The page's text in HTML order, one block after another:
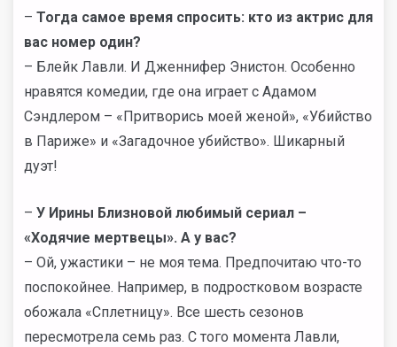
– Тогда самое время спросить: кто из актрис для
вас номер один?
– Блейк Лавли. И Дженнифер Энистон. Особенно
нравятся комедии, где она играет с Адамом
Сэндлером – «Притворись моей женой», «Убийство
в Париже» и «Загадочное убийство». Шикарный
дуэт!
– У Ирины Близновой любимый сериал –
«Ходячие мертвецы». А у вас?
– Ой, ужастики – не моя тема. Предпочитаю что-то
поспокойнее. Например, в подростковом возрасте
обожала «Сплетницу». Все шесть сезонов
пересмотрела семь раз. С того момента Лавли,